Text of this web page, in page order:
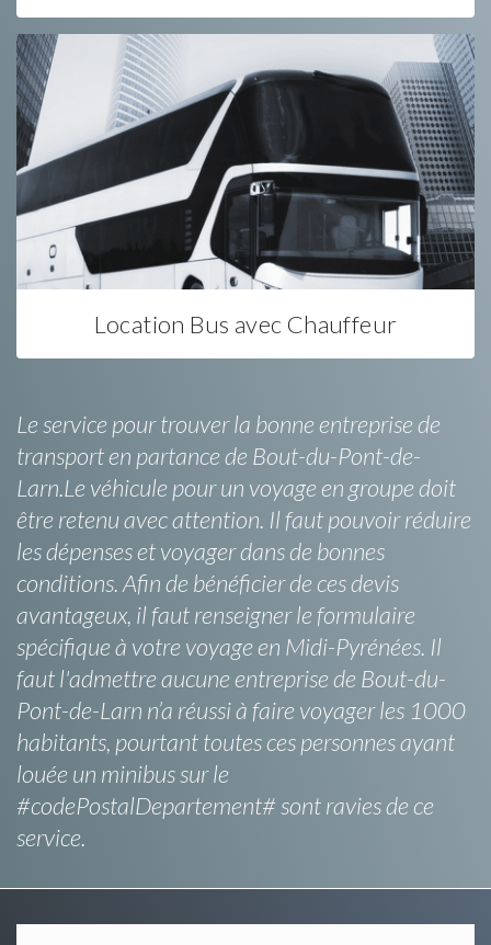
Location Bus avec Chauffeur
Le service pour trouver la bonne entreprise de
transport en partance de Bout-du-Pont-de-
Larn.Le véhicule pour un voyage en groupe doit
être retenu avec attention. Il faut pouvoir réduire
les dépenses et voyager dans de bonnes
conditions. Afin de bénéficier de ces devis
avantageux, il faut renseigner le formulaire
spécifique à votre voyage en Midi-Pyrénées. Il
faut l'admettre aucune entreprise de Bout-du-
Pont-de-Larn n’a réussi à faire voyager les 1000
habitants, pourtant toutes ces personnes ayant
louée un minibus sur le
#codePostalDepartement# sont ravies de ce
service.